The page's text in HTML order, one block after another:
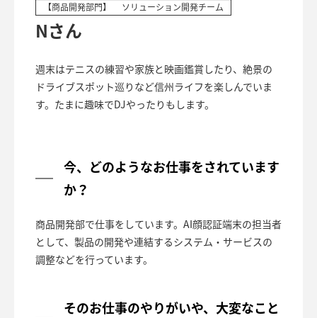
【商品開発部門】 ソリューション開発チーム
Nさん
週末はテニスの練習や家族と映画鑑賞したり、絶景の
ドライブスポット巡りなど信州ライフを楽しんでいま
す。たまに趣味でDJやったりもします。
今、どのようなお仕事をされています
か？
商品開発部で仕事をしています。AI顔認証端末の担当者
として、製品の開発や連結するシステム・サービスの
調整などを行っています。
そのお仕事のやりがいや、大変なこと